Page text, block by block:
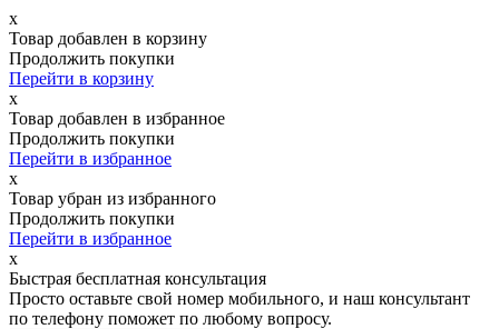
х
Товар добавлен в корзину
Продолжить покупки
Перейти в корзину
х
Товар добавлен в избранное
Продолжить покупки
Перейти в избранное
х
Товар убран из избранного
Продолжить покупки
Перейти в избранное
х
Быстрая бесплатная консультация
Просто оставьте свой номер мобильного, и наш консультант
по телефону поможет по любому вопросу.